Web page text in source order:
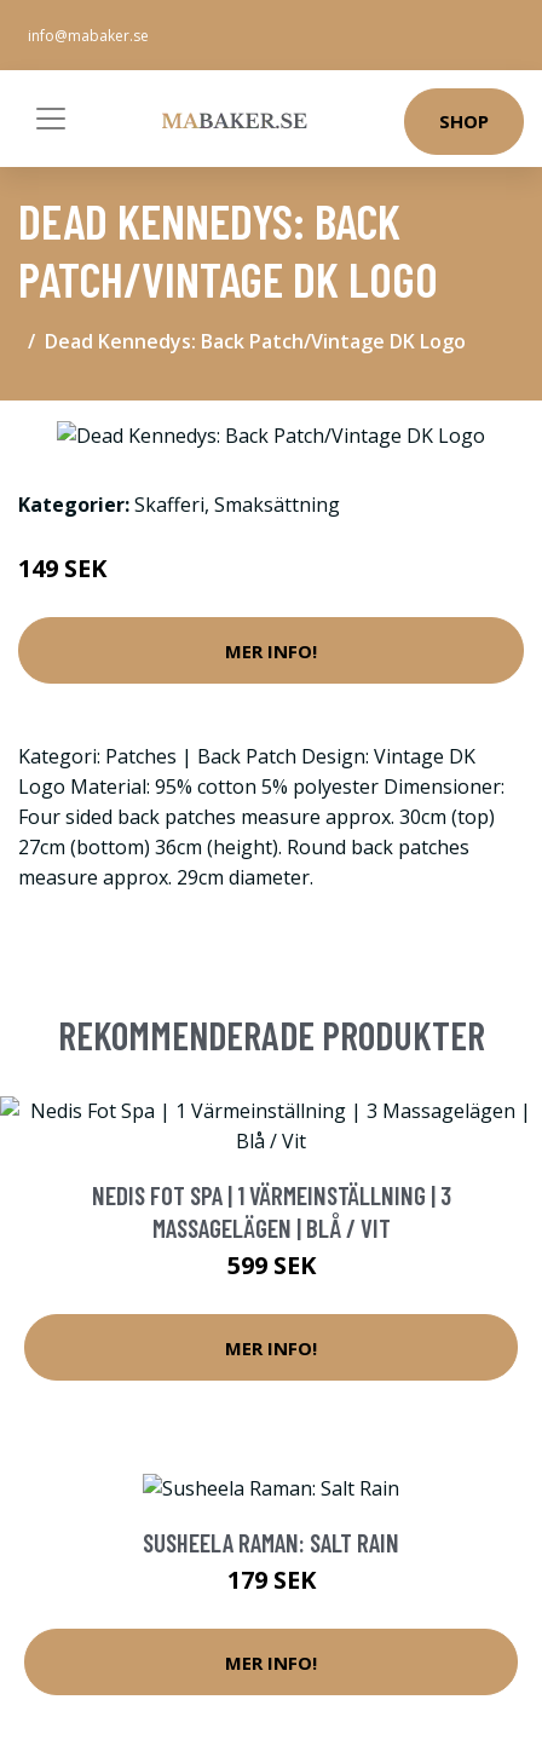
info@mabaker.se
SHOP
DEAD KENNEDYS: BACK
PATCH/VINTAGE DK LOGO
Dead Kennedys: Back Patch/Vintage DK Logo
Kategorier:Skafferi, Smaksättning
149 SEK
MER INFO!
Kategori: Patches | Back Patch Design: Vintage DK
Logo Material: 95% cotton 5% polyester Dimensioner:
Four sided back patches measure approx. 30cm (top)
27cm (bottom) 36cm (height). Round back patches
measure approx. 29cm diameter.
REKOMMENDERADE PRODUKTER
NEDIS FOT SPA | 1 VÄRMEINSTÄLLNING | 3
MASSAGELÄGEN | BLÅ / VIT
599 SEK
MER INFO!
SUSHEELA RAMAN: SALT RAIN
179 SEK
MER INFO!